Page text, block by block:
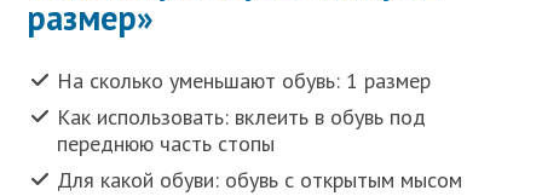
размер»
На сколько уменьшают обувь: 1 размер
Как использовать: вклеить в обувь под
переднюю часть стопы
Для какой обуви: обувь с открытым мысом